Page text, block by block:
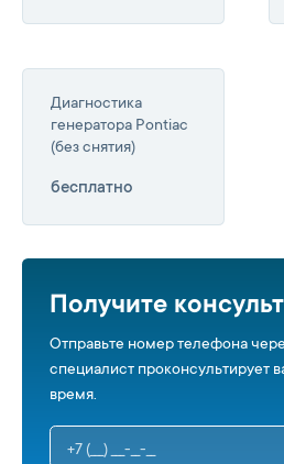
Диагностика
генератора Pontiac
(без снятия)
бесплатно
Получите
Отправьте номер телефона
специалист проконсультирует
время.